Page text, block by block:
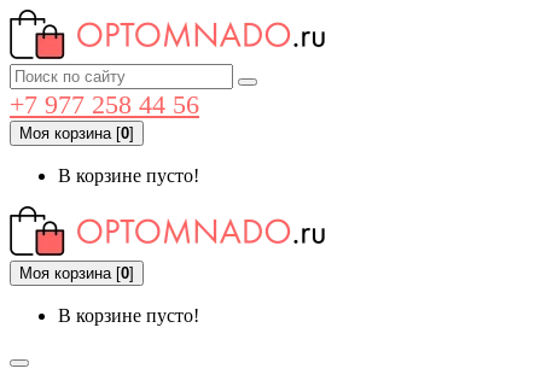
+7 977 258 44 56
Моя корзина[0]
В корзине пусто!
Моя корзина[0]
В корзине пусто!